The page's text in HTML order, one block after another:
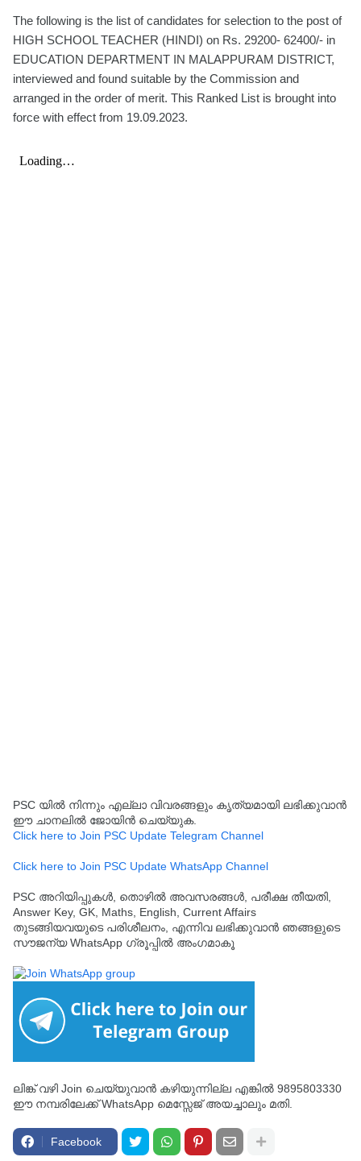
The following is the list of candidates for selection to the post of
HIGH SCHOOL TEACHER (HINDI) on Rs. 29200- 62400/- in
EDUCATION DEPARTMENT IN MALAPPURAM DISTRICT,
interviewed and found suitable by the Commission and
arranged in the order of merit. This Ranked List is brought into
force with effect from 19.09.2023.
PSC യിൽ നിന്നും എല്ലാ വിവരങ്ങളും കൃത്യമായി ലഭിക്കുവാൻ
ഈ ചാനലിൽ ജോയിൻ ചെയ്യുക.
Click here to Join PSC Update Telegram Channel
Click here to Join PSC Update WhatsApp Channel
PSC അറിയിപ്പുകൾ, തൊഴിൽ അവസരങ്ങൾ, പരീക്ഷ തീയതി,
Answer Key, GK, Maths, English, Current Affairs
തുടങ്ങിയവയുടെ പരിശീലനം, എന്നിവ ലഭിക്കുവാൻ ഞങ്ങളുടെ
സൗജന്യ WhatsApp ഗ്രൂപ്പിൽ അംഗമാകൂ
ലിങ്ക് വഴി Join ചെയ്യുവാൻ കഴിയുന്നില്ല എങ്കിൽ 9895803330
ഈ നമ്പരിലേക്ക് WhatsApp മെസ്സേജ് അയച്ചാലും മതി.
Facebook